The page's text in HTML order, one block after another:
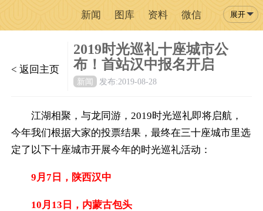
新闻 图库 资料 微信 展开
< 返回主页
2019时光巡礼十座城市公
布！首站汉中报名开启
新闻 发布:2019-08-28
江湖相聚，与龙同游，2019时光巡礼即将启航，
今年我们根据大家的投票结果，最终在三十座城市里选
定了以下十座城市开展今年的时光巡礼活动：
9月7日，陕西汉中
10月13日，内蒙古包头